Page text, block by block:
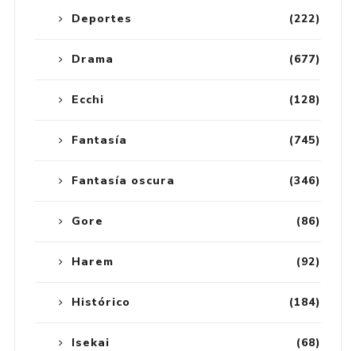
(222)
Deportes
(677)
Drama
(128)
Ecchi
(745)
Fantasía
(346)
Fantasía oscura
(86)
Gore
(92)
Harem
(184)
Histórico
(68)
Isekai